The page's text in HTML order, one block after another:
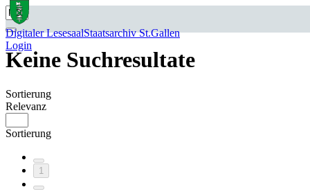
Digitaler LesesaalStaatsarchiv St.Gallen
Login
Keine Suchresultate
Sortierung
Relevanz
Sortierung
1